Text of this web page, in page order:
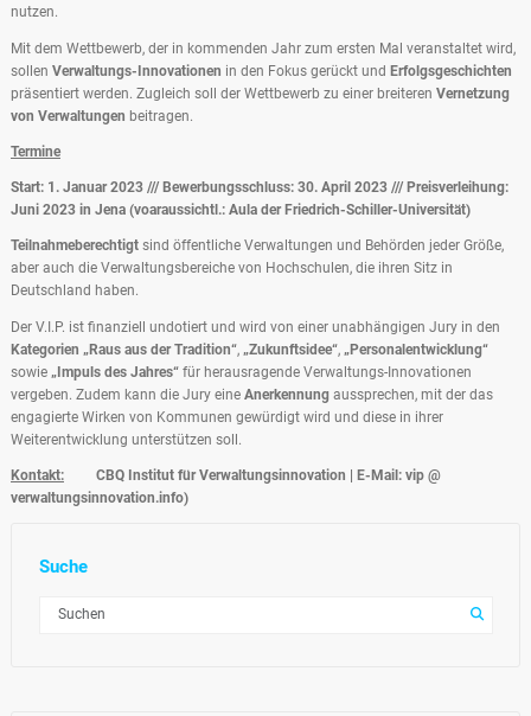
nutzen.
Mit dem Wettbewerb, der in kommenden Jahr zum ersten Mal veranstaltet wird,
sollen Verwaltungs-Innovationen in den Fokus gerückt und Erfolgsgeschichten
präsentiert werden. Zugleich soll der Wettbewerb zu einer breiteren Vernetzung
von Verwaltungen beitragen.
Termine
Start: 1. Januar 2023 /// Bewerbungsschluss: 30. April 2023 /// Preisverleihung:
Juni 2023 in Jena (voaraussichtl.: Aula der Friedrich-Schiller-Universität)
Teilnahmeberechtigt sind öffentliche Verwaltungen und Behörden jeder Größe,
aber auch die Verwaltungsbereiche von Hochschulen, die ihren Sitz in
Deutschland haben.
Der V.I.P. ist finanziell undotiert und wird von einer unabhängigen Jury in den
Kategorien „Raus aus der Tradition“, „Zukunftsidee“, „Personalentwicklung“
sowie „Impuls des Jahres“ für herausragende Verwaltungs-Innovationen
vergeben. Zudem kann die Jury eine Anerkennung aussprechen, mit der das
engagierte Wirken von Kommunen gewürdigt wird und diese in ihrer
Weiterentwicklung unterstützen soll.
Kontakt: CBQ Institut für Verwaltungsinnovation | E-Mail: vip @
verwaltungsinnovation.info)
Suche